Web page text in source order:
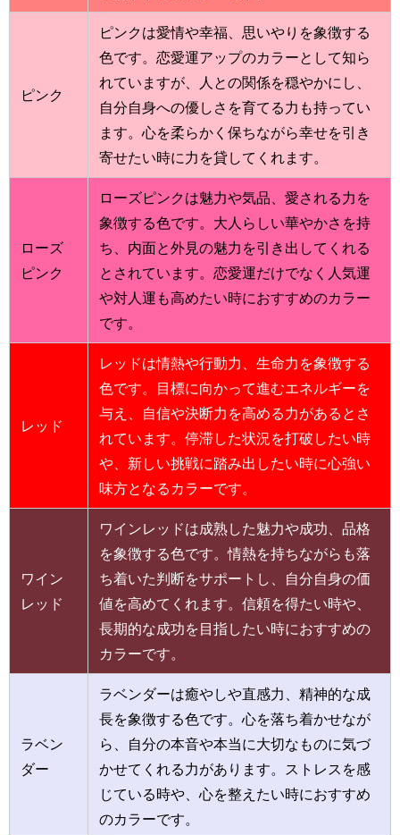
ピンク
ピンクは愛情や幸福、思いやりを象徴する
色です。恋愛運アップのカラーとして知ら
れていますが、人との関係を穏やかにし、
自分自身への優しさを育てる力も持ってい
ます。心を柔らかく保ちながら幸せを引き
寄せたい時に力を貸してくれます。
ローズ
ピンク
ローズピンクは魅力や気品、愛される力を
象徴する色です。大人らしい華やかさを持
ち、内面と外見の魅力を引き出してくれる
とされています。恋愛運だけでなく人気運
や対人運も高めたい時におすすめのカラー
です。
レッド
レッドは情熱や行動力、生命力を象徴する
色です。目標に向かって進むエネルギーを
与え、自信や決断力を高める力があるとさ
れています。停滞した状況を打破したい時
や、新しい挑戦に踏み出したい時に心強い
味方となるカラーです。
ワイン
レッド
ワインレッドは成熟した魅力や成功、品格
を象徴する色です。情熱を持ちながらも落
ち着いた判断をサポートし、自分自身の価
値を高めてくれます。信頼を得たい時や、
長期的な成功を目指したい時におすすめの
カラーです。
ラベン
ダー
ラベンダーは癒やしや直感力、精神的な成
長を象徴する色です。心を落ち着かせなが
ら、自分の本音や本当に大切なものに気づ
かせてくれる力があります。ストレスを感
じている時や、心を整えたい時におすすめ
のカラーです。